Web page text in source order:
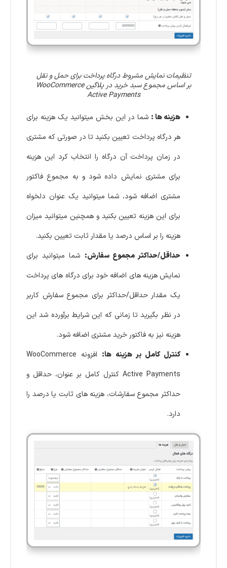
تنظیمات نمایش مشروط درگاه پرداخت برای حمل و نقل
بر اساس مجموع سبد خرید در پلاگین WooCommerce
Active Payments
هزینه ها : شما در این بخش میتوانید یک هزینه برای
هر درگاه پرداخت تعیین بکنید تا در صورتی که مشتری
در زمان پرداخت آن درگاه را انتخاب کرد این هزینه
برای مشتری نمایش داده شود و به مجموع فاکتور
مشتری اضافه شود، شما میتوانید یک عنوان دلخواه
برای این هزینه تعیین بکنید و همچنین میتوانید میزان
هزینه را بر اساس درصد یا مقدار ثابت تعیین بکنید.
حداقل/حداکثر مجموع سفارش: شما میتوانید برای
نمایش هزینه های اضافه خود برای درگاه های پرداخت
یک مقدار حداقل/حداکثر برای مجموع سفارش کاربر
در نظر بگیرید تا زمانی که این شرایط برآورده شد این
هزینه نیز به فاکتور خرید مشتری اضافه شود.
کنترل کامل بر هزینه ها:
افزونه WooCommerce
Active Payments کنترل کامل بر عنوان، حداقل و
حداکثر مجموع سفارشات، هزینه های ثابت یا درصد را
دارد.